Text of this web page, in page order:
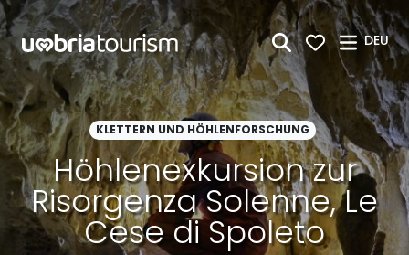
Zum Hauptinhalt springen
DEU
KLETTERN UND HÖHLENFORSCHUNG
Höhlenexkursion zur
Risorgenza Solenne, Le
Cese di Spoleto